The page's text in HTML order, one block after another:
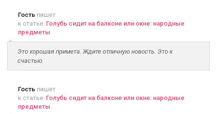
Гость пишет
к статье: Голубь сидит на балконе или окне: народные
предметы
Это хорошая примета. Ждите отличную новость. Это к
счастью.
Гость пишет
к статье: Голубь сидит на балконе или окне: народные
предметы